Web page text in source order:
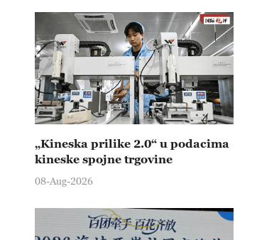
„Kineska prilike 2.0“ u podacima
kineske spojne trgovine
08-Aug-2026